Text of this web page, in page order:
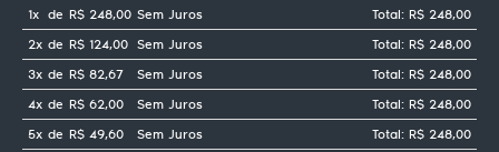
1x de R$ 248,00 Sem Juros
Total: R$ 248,00
2x de R$ 124,00 Sem Juros
Total: R$ 248,00
3x de R$ 82,67 Sem Juros
Total: R$ 248,00
4x de R$ 62,00 Sem Juros
Total: R$ 248,00
5x de R$ 49,60 Sem Juros
Total: R$ 248,00